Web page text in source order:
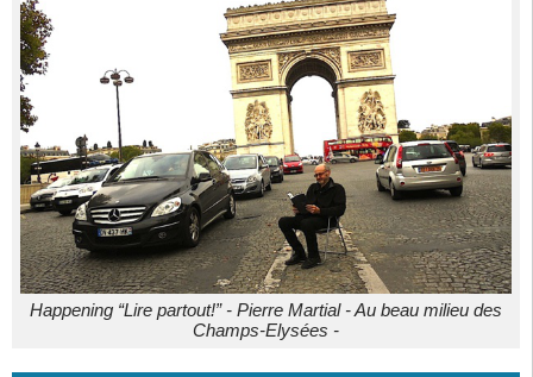
Happening “Lire partout!” - Pierre Martial - Au beau milieu des
Champs-Elysées -